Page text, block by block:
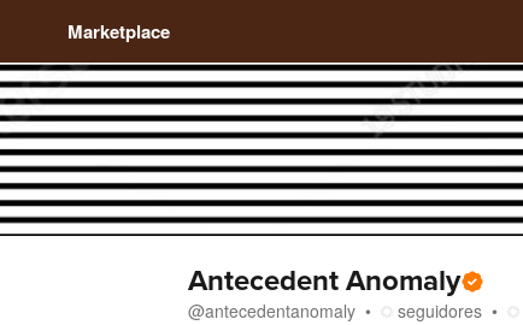
Marketplace
Antecedent Anomaly
@antecedentanomaly seguidores